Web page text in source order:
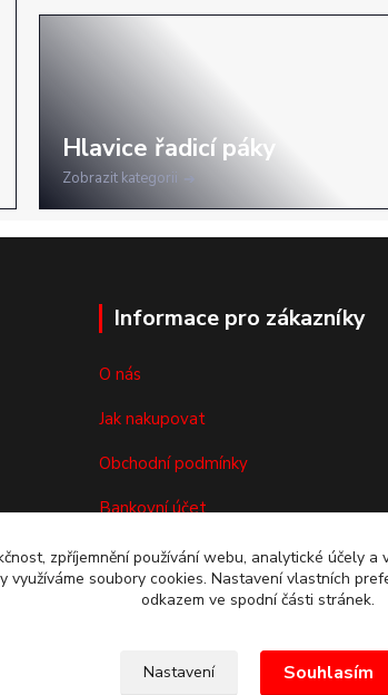
Zobrazit kategorii
Informace pro zákazníky
O nás
Jak nakupovat
Obchodní podmínky
Bankovní účet
Reklamace/vrácení zboží
Kontakty
zpříjemnění používání webu, analytické účely
využíváme soubory cookies. Nastavení vlastních
odkazem ve spodní části stránek.
Nastavení Souhlasím